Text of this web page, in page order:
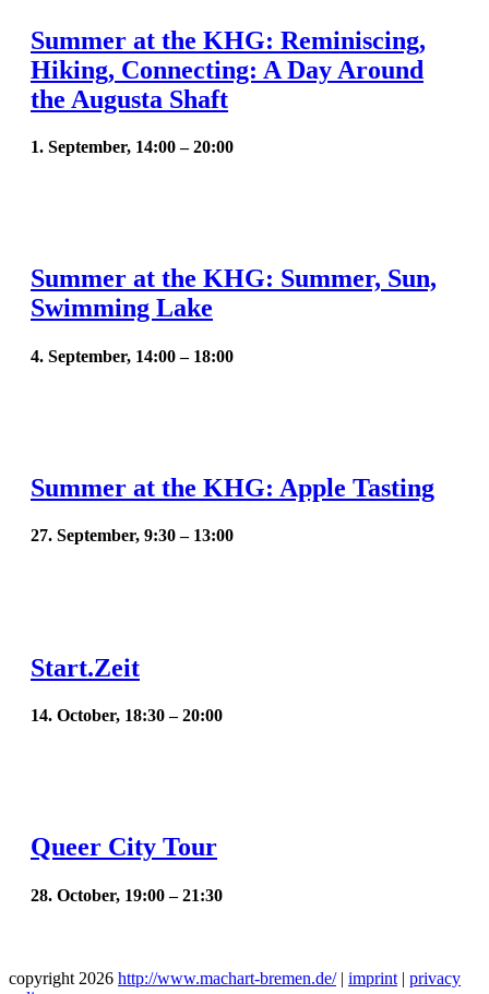
Summer at the KHG: Reminiscing,
Hiking, Connecting: A Day Around
the Augusta Shaft
1. September, 14:00–20:00
Summer at the KHG: Summer, Sun,
Swimming Lake
4. September, 14:00– 18:00
Summer at the KHG: Apple Tasting
27. September, 9:30– 13:00
Start.Zeit
14. October, 18:30–20:00
Queer City Tour
28. October, 19:00–21:30
copyright 2026 http://www.machart-bremen.de/| imprint | privacy